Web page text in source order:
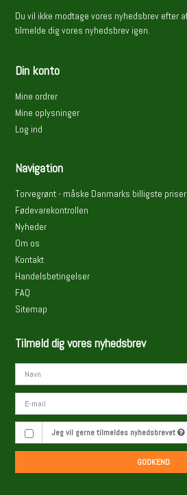
Du vil ikke modtage vores nyhedsbrev efter
tilmelde dig vores nyhedsbrev igen.
Din konto
Mine ordrer
Mine oplysninger
Log ind
Navigation
Torvegrønt - måske Danmarks billigste priser
Fødevarekontrollen
Nyheder
Om os
Kontakt
Handelsbetingelser
FAQ
Sitemap
Tilmeld dig vores nyhedsbrev
Jeg vil gerne tilmeldes nyhedsbrevet
GODKEND